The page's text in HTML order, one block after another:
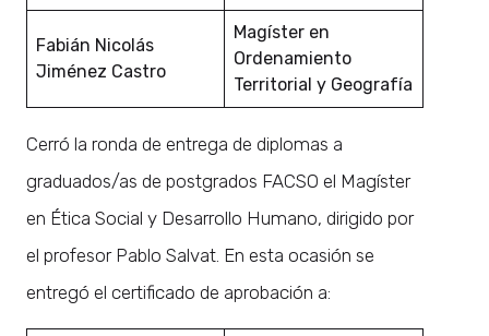
Fabián Nicolás
Jiménez Castro
Magíster en
Ordenamiento
Territorial y Geografía
Cerró la ronda de entrega de diplomas a
graduados/as de postgrados FACSO el Magíster
en Ética Social y Desarrollo Humano, dirigido por
el profesor Pablo Salvat. En esta ocasión se
entregó el certificado de aprobación a: